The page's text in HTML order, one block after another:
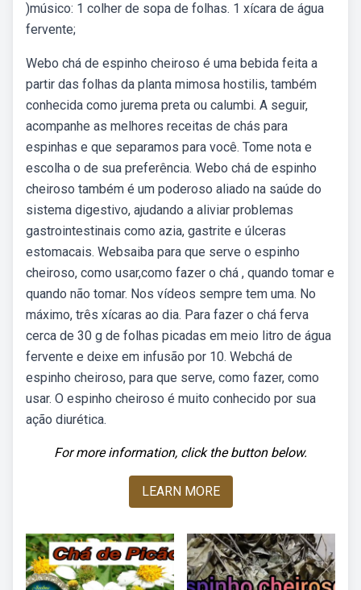
)músico: 1 colher de sopa de folhas. 1 xícara de água
fervente;
Webo chá de espinho cheiroso é uma bebida feita a
partir das folhas da planta mimosa hostilis, também
conhecida como jurema preta ou calumbi. A seguir,
acompanhe as melhores receitas de chás para
espinhas e que separamos para você. Tome nota e
escolha o de sua preferência. Webo chá de espinho
cheiroso também é um poderoso aliado na saúde do
sistema digestivo, ajudando a aliviar problemas
gastrointestinais como azia, gastrite e úlceras
estomacais. Websaiba para que serve o espinho
cheiroso, como usar,como fazer o chá , quando tomar e
quando não tomar. Nos vídeos sempre tem uma. No
máximo, três xícaras ao dia. Para fazer o chá ferva
cerca de 30 g de folhas picadas em meio litro de água
fervente e deixe em infusão por 10. Webchá de
espinho cheiroso, para que serve, como fazer, como
usar. O espinho cheiroso é muito conhecido por sua
ação diurética.
For more information, click the button below.
LEARN MORE